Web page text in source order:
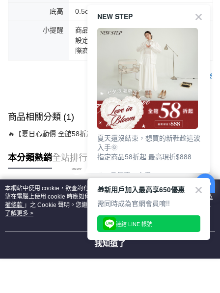
底高 0.5cm
小提醒
商品圖片顏色會因拍攝燈光環境或個人螢幕
設定不同，而造成部份色差現象，顏色以實
際商品為主。
客服
商品相關分類 (1)
🔥【夏日心動價 全館58折起 】
本分類熱銷全站排行
熱門標籤
本網站中使用 cookie，欲查詢有關本網站使用 cookie 方式之詳情，及若您不希
望在電腦上使用 cookie 時應如何變更電腦的 cookie 設定，請參閱本網站「
隱私
權條款 」之 Cookie 聲明。您繼續使用本網站即表示您同意本公司得按本網站使
用條款之 Cookie 聲明使用 cookie。
了解更多 >
我知道了
NEW STEP
夏天還沒結束，想買的新鞋趁這波
入手🌞
指定商品58折起 最高現折$888
🎉 8月優惠一次看
①LINE購物最高10%回饋
②每周限定品現折200
③指定商品58折起 最高現折$888
上班鞋、休閒鞋、涼鞋一次逛齊
好搭、出遊好走、聚會也漂亮
🎁新用戶加入最高享650優惠
需同時成為官網會員唷!!
連結 LINE 帳號